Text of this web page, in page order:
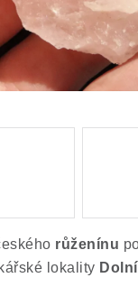
Podmínky
odstoupení od
Výkup minerálů a
růženínu
lokality